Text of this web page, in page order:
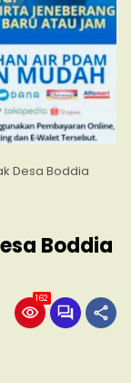
Desa Boddia
Boddia
162